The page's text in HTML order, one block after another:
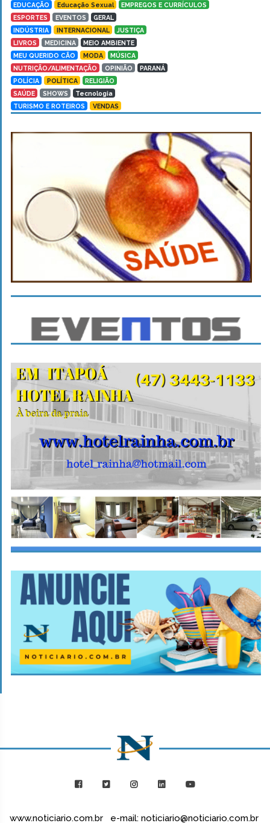
EDUCAÇÃO
Educação Sexual
EMPREGOS E CURRÍCULOS
ESPORTES
EVENTOS
GERAL
INDÚSTRIA
INTERNACIONAL
JUSTIÇA
LIVROS
MEDICINA
MEIO AMBIENTE
MEU QUERIDO CÃO
MODA
MÚSICA
NUTRIÇÃO/ALIMENTAÇÃO
OPINIÃO
PARANÁ
POLÍCIA
POLÍTICA
RELIGIÃO
SAÚDE
SHOWS
Tecnologia
TURISMO E ROTEIROS
VENDAS
www.noticiario.com.br e-mail: noticiario@noticiario.com.br